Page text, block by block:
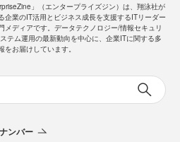
」（エンタープライズジン）は、翔泳社が
企業のIT活用とビジネス成長を支援するITリーダー
メディアです。データテクノロジー/情報セキュリ
テム運用の最新動向を中心に、企業ITに関する多
をお届けしています。
ンバー